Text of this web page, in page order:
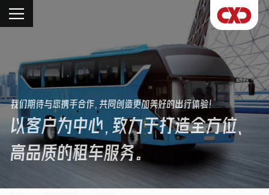
我们期待与您携手合作，共同创造更加美好的出行体验！
以客户为中心，致力于打造全方位、
高品质的租车服务。